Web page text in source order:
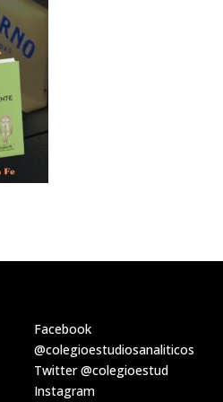
Facebook
@colegioestudiosanaliticos
Twitter@colegioestud
Instagram